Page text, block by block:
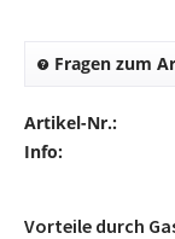
Fragen zum
Artikel-Nr.:
Info:
Vorteile durch